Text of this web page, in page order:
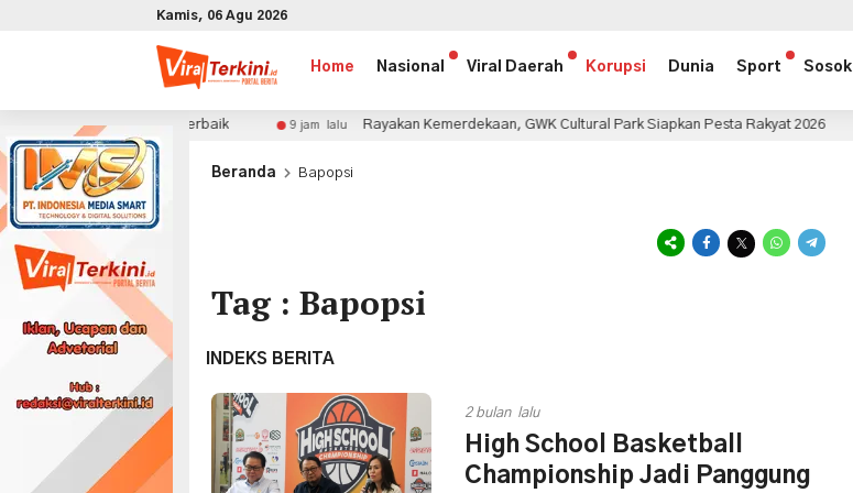
Kamis, 06 Agu 2026
Home Nasional Viral Daerah Korupsi Dunia Sport Sosok
Binaan Terbaik 9 jam lalu Rayakan Kemerdekaan, GWK Cultural Park Siapkan Pesta Rakyat 2026 9 jam lalu
Beranda Bapopsi
Tag : Bapopsi
INDEKS BERITA
2 bulan lalu
High School Basketball
Championship Jadi Panggung